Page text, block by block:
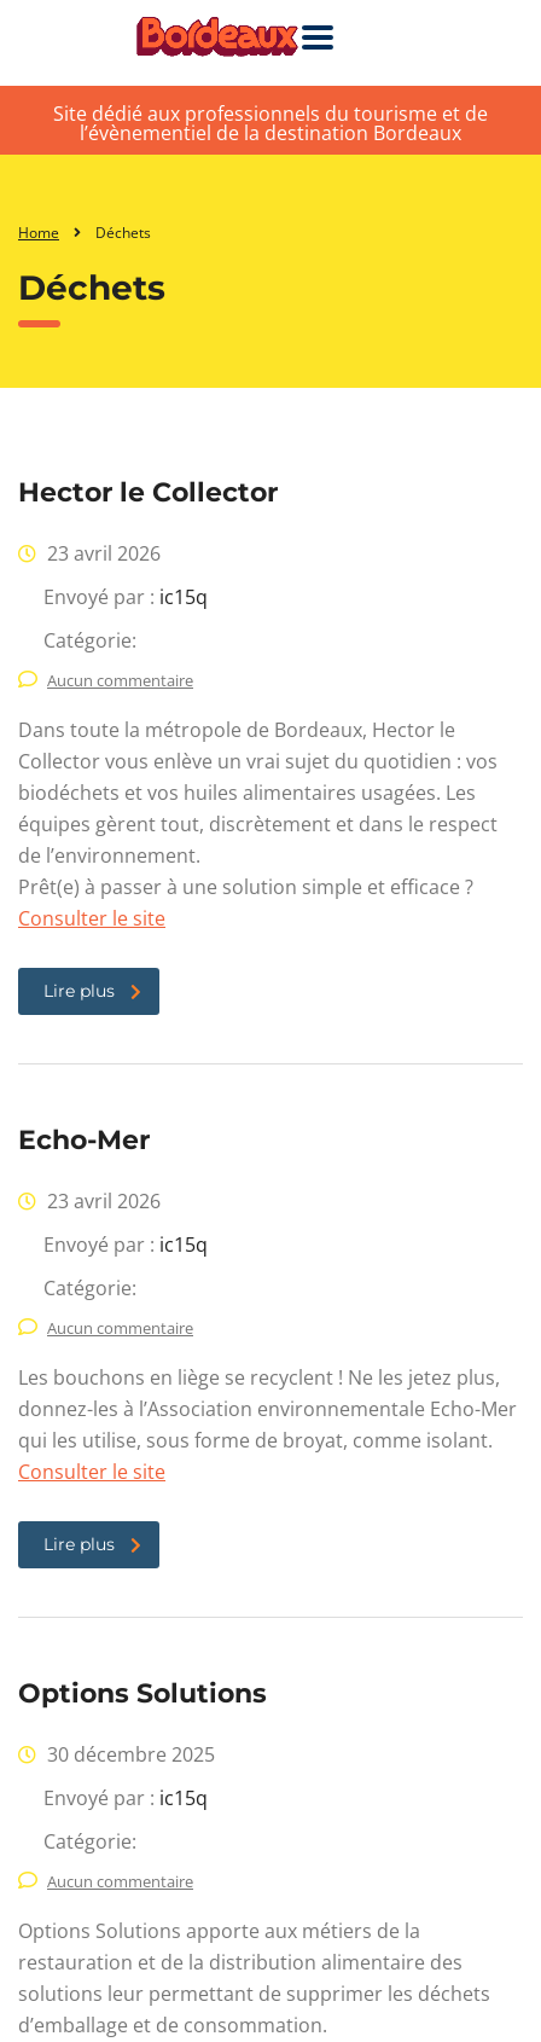
Site dédié aux professionnels du tourisme et de
l’évènementiel de la destination Bordeaux
Home Déchets
Déchets
Hector le Collector
23 avril 2026
Envoyé par : ic15q
Catégorie:
Aucun commentaire
Dans toute la métropole de Bordeaux, Hector le
Collector vous enlève un vrai sujet du quotidien : vos
biodéchets et vos huiles alimentaires usagées. Les
équipes gèrent tout, discrètement et dans le respect
de l’environnement.
Prêt(e) à passer à une solution simple et efficace ?
Consulter le site
Lire plus
Echo-Mer
23 avril 2026
Envoyé par : ic15q
Catégorie:
Aucun commentaire
Les bouchons en liège se recyclent ! Ne les jetez plus,
donnez-les à l’Association environnementale Echo-Mer
qui les utilise, sous forme de broyat, comme isolant.
Consulter le site
Lire plus
Options Solutions
30 décembre 2025
Envoyé par : ic15q
Catégorie:
Aucun commentaire
Options Solutions apporte aux métiers de la
restauration et de la distribution alimentaire des
solutions leur permettant de supprimer les déchets
d’emballage et de consommation.